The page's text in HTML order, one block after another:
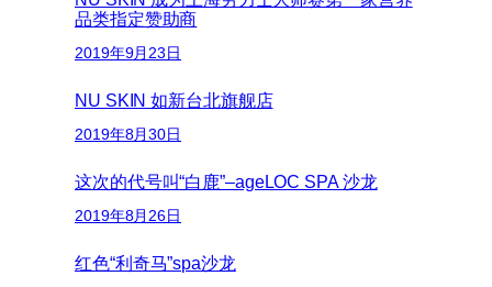
品类指定赞助商
2019年9月23日
NU SKIN 如新台北旗舰店
2019年8月30日
这次的代号叫“白鹿”–ageLOC SPA 沙龙
2019年8月26日
红色“利奇马”spa沙龙